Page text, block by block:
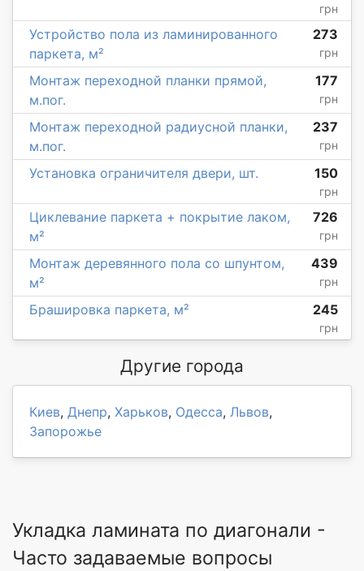
грн
Устройство пола из ламинированного
паркета, м²
273
грн
Монтаж переходной планки прямой,
м.пог.
177
грн
Монтаж переходной радиусной планки,
м.пог.
237
грн
Установка ограничителя двери, шт. 150
грн
Циклевание паркета + покрытие лаком,
м²
726
грн
Монтаж деревянного пола со шпунтом,
м²
439
грн
Брашировка паркета, м² 245
грн
Другие города
Киев, Днепр, Харьков, Одесса, Львов,
Запорожье
Укладка ламината по диагонали -
Часто задаваемые вопросы